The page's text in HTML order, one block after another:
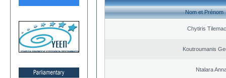
Nom et Prénom
Chytiris
Koutroumanis
Ntalara